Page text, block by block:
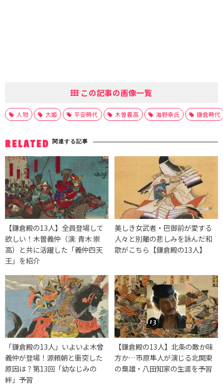
この記事の画像一覧
人物 大姫 平安時代 木曽義高 海野幸氏 鎌倉時代
RELATED 関連する記事
【鎌倉殿の13人】全員登場して
欲しい！木曽義仲（演: 青木 崇
高）と共に活躍した「義仲四天
王」を紹介
美しき女武者・巴御前が愛する
人々と別離の悲しみを詠んだ和
歌がこちら【鎌倉殿の13人】
「鎌倉殿の13人」いよいよ木曾
義仲が登場！源頼朝と衝突した
原因は？第13回「幼なじみの
絆」予習
【鎌倉殿の13人】北条の敵か味
方か…市原隼人が演じる北関東
の梟雄・八田知家の生涯を予習